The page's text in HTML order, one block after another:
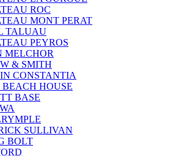
ROC
MONT PERAT
TALUAU
PEYROS
MELCHOR
& SMITH
CONSTANTIA
BEACH HOUSE
BASE
SULLIVAN
BOLT